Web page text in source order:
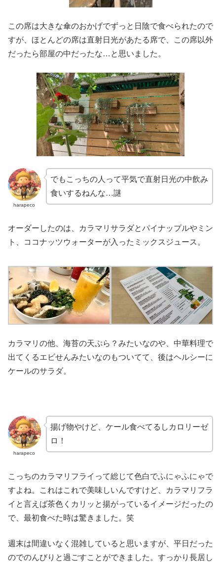
この席は大きな傘のおかげでずっと日陰で食べられたので
すが、ほとんどの席は直射日光があたる席で、この席以外
だったら部屋の中だったな…と思いました。
harapeco
でもこっちの人って平気で直射日光の中飲み
食いするねんな…謎
オーダーしたのは、カラマリサラダとパイナップルやミン
ト、ココナッツウォーターが入ったミックスジュース。
カラマリの他、海苔の天ぷら？みたいなのや、中華料理で
出てくるエビせんみたいなのもついてて、後はヘルシーに
ケールのサラダ。
harapeco
揚げ物やけど、ケール食べてるしカロリーゼ
ロ！
こっちのカラマリフライって総じて色白でふにゃふにゃで
すよね。これはこれで美味しいんですけど、カラマリフラ
イと言えば茶色くカリッと揚がっているイメージだったの
で、最初食べた時は驚きました。笑
週末は間違いなく混雑していると思いますが、平日だった
のでのんびりと過ごすことができました。すっかり長居し